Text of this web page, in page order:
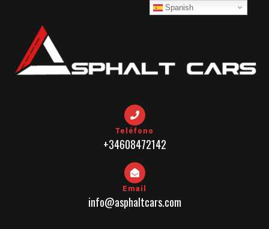
Teléfono
+34608472142
Email
info@asphaltcars.com
Spanish